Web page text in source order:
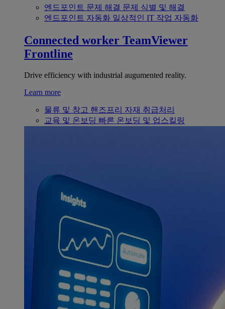
엔드포인트 문제 해결 문제 식별 및 해결
엔드포인트 자동화 일상적인 IT 작업 자동화
Connected worker TeamViewer
Frontline
Drive efficiency with industrial augumented reality.
Learn more
물류 및 창고 핸즈프리 자재 취급처리
교육 및 온보딩 빠른 온보딩 및 업스킬링